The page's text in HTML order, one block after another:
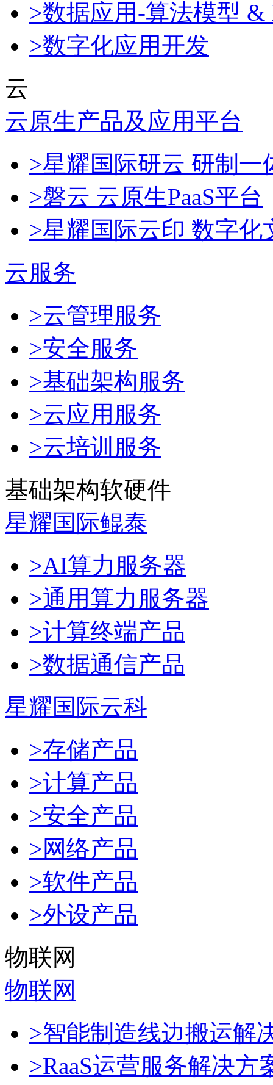
>数据应用-算法模型 &
>数字化应用开发
云
云原生产品及应用平台
>星耀国际研云 研制
>磐云 云原生PaaS平台
>星耀国际云印 数字化
云服务
>云管理服务
>安全服务
>基础架构服务
>云应用服务
>云培训服务
基础架构软硬件
星耀国际鲲泰
>AI算力服务器
>通用算力服务器
>计算终端产品
>数据通信产品
星耀国际云科
>存储产品
>计算产品
>安全产品
>网络产品
>软件产品
>外设产品
物联网
物联网
>智能制造线边搬运解
>RaaS运营服务解决方